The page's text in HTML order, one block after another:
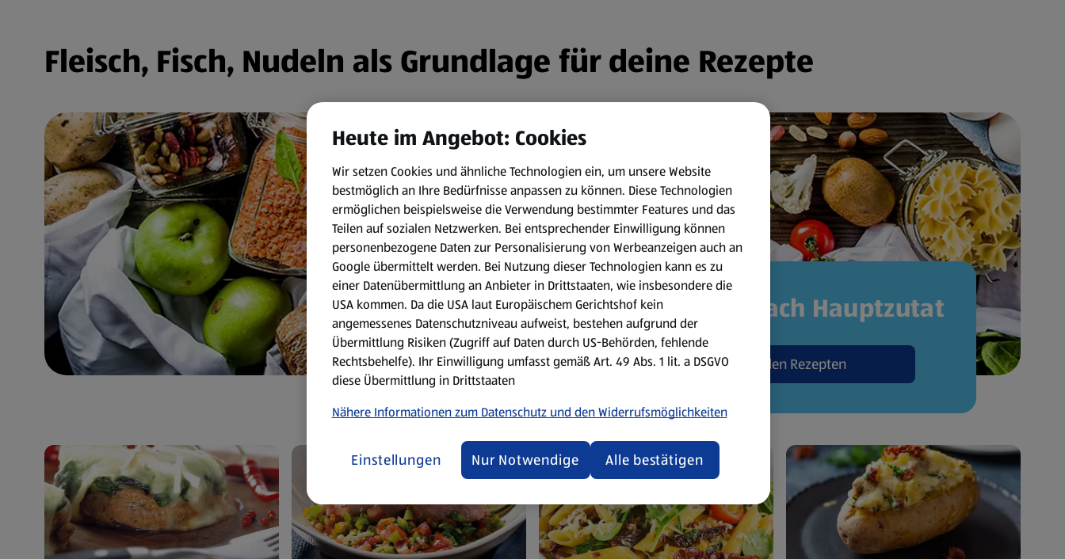
Fleisch, Fisch, Nudeln als Grundlage für deine Rezepte
Rezepte nach Hauptzutat
Zu den Rezepten
Heute im Angebot: Cookies
Wir setzen Cookies und ähnliche Technologien ein, um unsere Website
bestmöglich an Ihre Bedürfnisse anpassen zu können. Diese Technologien
ermöglichen beispielsweise die Verwendung bestimmter Features und das
Teilen auf sozialen Netzwerken. Bei entsprechender Einwilligung können
personenbezogene Daten zur Personalisierung von Werbeanzeigen auch an
Google übermittelt werden. Bei Nutzung dieser Technologien kann es zu
einer Datenübermittlung an Anbieter in Drittstaaten, wie insbesondere die
USA kommen. Da die USA laut Europäischem Gerichtshof kein
angemessenes Datenschutzniveau aufweist, bestehen aufgrund der
Übermittlung Risiken (Zugriff auf Daten durch US-Behörden, fehlende
Rechtsbehelfe). Ihr Einwilligung umfasst gemäß Art. 49 Abs. 1 lit. a DSGVO
diese Übermittlung in Drittstaaten
Nähere Informationen zum Datenschutz und den Widerrufsmöglichkeiten
Einstellungen Nur Notwendige Alle bestätigen